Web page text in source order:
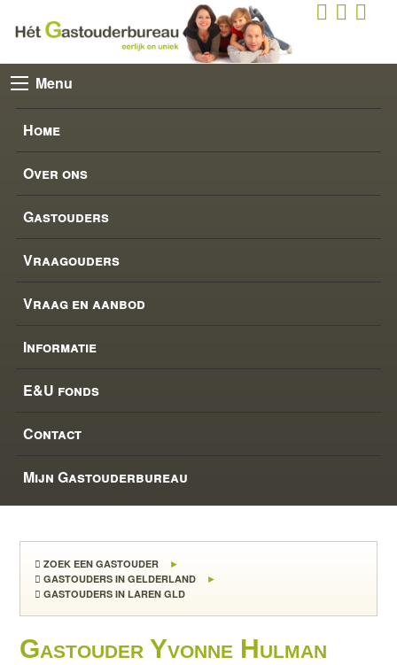
Menu
Home
Over ons
Gastouders
Vraagouders
Vraag en aanbod
Informatie
E&U fonds
Contact
Mijn Gastouderbureau
ZOEK EEN GASTOUDER
GASTOUDERS IN GELDERLAND
GASTOUDERS IN LAREN GLD
Gastouder Yvonne Hulman